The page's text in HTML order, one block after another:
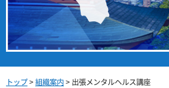
トップ>組織案内> 出張メンタルヘルス講座